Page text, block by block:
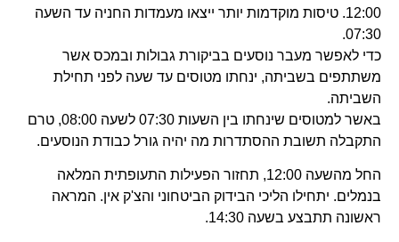
12:00. טיסות מוקדמות יותר ייצאו מעמדות החניה עד השעה
07:30.
כדי לאפשר מעבר נוסעים בביקורת גבולות ובמכס אשר
משתתפים בשביתה, ינחתו מטוסים עד שעה לפני תחילת
השביתה.
באשר למטוסים שינחתו בין השעות 07:30 לשעה 08:00, טרם
התקבלה תשובת ההסתדרות מה יהיה גורל כבודת הנוסעים.
החל מהשעה 12:00, תחזור הפעילות התעופתית המלאה
בנמלים. יתחילו הליכי הבידוק הביטחוני והצ'ק אין. המראה
ראשונה תתבצע בשעה 14:30.